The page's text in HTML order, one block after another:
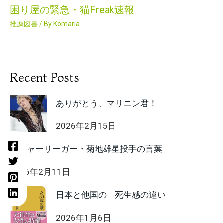
困り屋の緊急・猫Freak速報
推薦図書/ By Komaria
Recent Posts
ありがとう、マリニン君！
2026年2月15日
メジャーリーガー・菊地雄星投手の言葉
2026年2月11日
日本と他国の 死生感の違い
2026年1月6日